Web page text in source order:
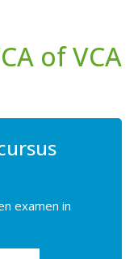
of VCA
examen in